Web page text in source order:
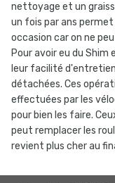
nettoyage et un
un fois par ans
occasion car on ne
Pour avoir eu du
leur facilité
détachées. Ces
effectuées par les
pour bien les faire.
peut remplacer les
revient plus cher au